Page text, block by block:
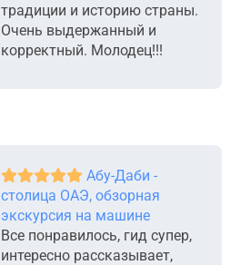
традиции и историю страны.
Очень выдержанный и
корректный. Молодец!!!
Абу-Даби -
столица ОАЭ, обзорная
экскурсия на машине
Все понравилось, гид супер,
интересно рассказывает,